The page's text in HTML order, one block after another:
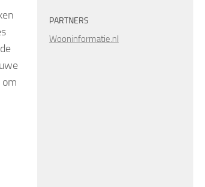
PARTNERS
Wooninformatie.nl